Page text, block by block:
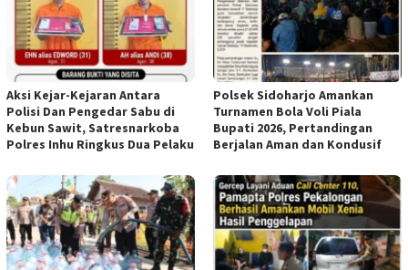
Aksi Kejar-Kejaran Antara
Polisi Dan Pengedar Sabu di
Kebun Sawit, Satresnarkoba
Polres Inhu Ringkus Dua Pelaku
Polsek Sidoharjo Amankan
Turnamen Bola Voli Piala
Bupati 2026, Pertandingan
Berjalan Aman dan Kondusif